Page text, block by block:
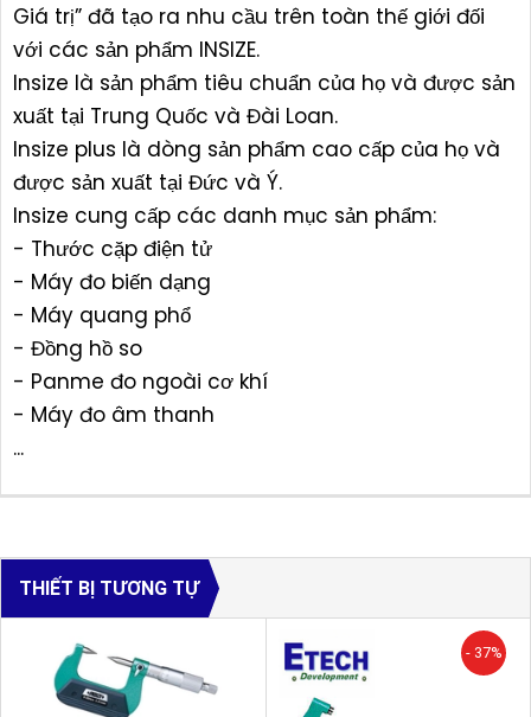
Giá trị” đã tạo ra nhu cầu trên toàn thế giới đối
với các sản phẩm INSIZE.
Insize là sản phẩm tiêu chuẩn của họ và được sản
xuất tại Trung Quốc và Đài Loan.
Insize plus là dòng sản phẩm cao cấp của họ và
được sản xuất tại Đức và Ý.
Insize cung cấp các danh mục sản phẩm:
- Thước cặp điện tử
- Máy đo biến dạng
- Máy quang phổ
- Đồng hồ so
- Panme đo ngoài cơ khí
- Máy đo âm thanh
...
THIẾT BỊ TƯƠNG TỰ
- 37%